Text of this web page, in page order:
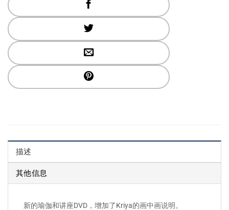
描述
其他信息
新的瑜伽和讲座DVD，增加了Kriya的画中画说明。